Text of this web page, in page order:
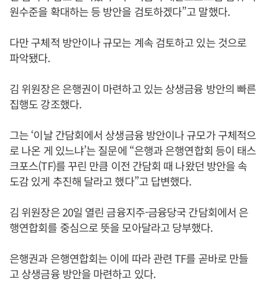
원수준을 확대하는 등 방안을 검토하겠다”고 말했다.
다만 구체적 방안이나 규모는 계속 검토하고 있는 것으로
파악됐다.
김 위원장은 은행권이 마련하고 있는 상생금융 방안의 빠른
집행도 강조했다.
그는 ‘이날 간담회에서 상생금융 방안이나 규모가 구체적으
로 나온 게 있느냐’는 질문에 “은행과 은행연합회 등이 태스
크포스(TF)를 꾸린 만큼 이전 간담회 때 나왔던 방안을 속
도감 있게 추진해 달라고 했다”고 답변했다.
김 위원장은 20일 열린 금융지주-금융당국 간담회에서 은
행연합회를 중심으로 뜻을 모아달라고 당부했다.
은행권과 은행연합회는 이에 따라 관련 TF를 곧바로 만들
고 상생금융 방안을 마련하고 있다.